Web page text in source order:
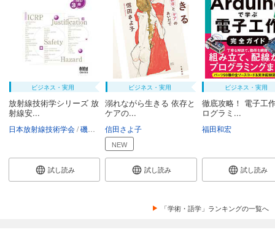
ビジネス・実用
放射線技術学シリーズ 放
射線安...
日本放射線技術学会 磯辺智範 清水秀雄 鈴木昇一 西谷源展
試し読み
ビジネス・実用
溺れながら生きる 依存と
ケアの...
信田さよ子
NEW
試し読み
ビジネス・実用
徹底攻略！ 電子工
ログラミ...
福田和宏
試し読み
「学術・語学」ランキングの一覧へ